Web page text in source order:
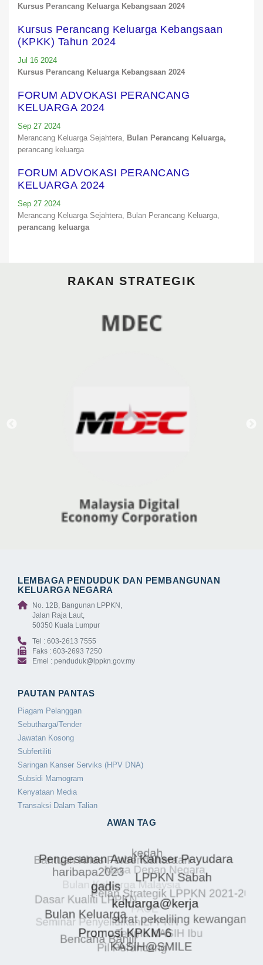
Kursus Perancang Keluarga Kebangsaan 2024
Kursus Perancang Keluarga Kebangsaan
(KPKK) Tahun 2024
Jul 16 2024
Kursus Perancang Keluarga Kebangsaan 2024
FORUM ADVOKASI PERANCANG
KELUARGA 2024
Sep 27 2024
Merancang Keluarga Sejahtera,
Bulan Perancang Keluarga,
perancang keluarga
FORUM ADVOKASI PERANCANG
KELUARGA 2024
Sep 27 2024
Merancang Keluarga Sejahtera,
Bulan Perancang Keluarga,
perancang keluarga
RAKAN STRATEGIK
LEMBAGA PENDUDUK DAN PEMBANGUNAN
KELUARGA NEGARA
No. 12B, Bangunan LPPKN,
Jalan Raja Laut,
50350 Kuala Lumpur
Tel : 603-2613 7555
Faks : 603-2693 7250
Emel : penduduk@lppkn.gov.my
PAUTAN PANTAS
Piagam Pelanggan
Sebutharga/Tender
Jawatan Kosong
Subfertiliti
Saringan Kanser Serviks (HPV DNA)
Subsidi Mamogram
Kenyataan Media
Transaksi Dalam Talian
AWAN TAG